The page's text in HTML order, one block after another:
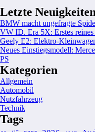
Letzte Neuigkeiten
BMW macht ungefragte
VW ID. Era 5X: Erstes
Geely E2: Elektro-
Neues Einstiegsmodell:
PS
Kategorien
Allgemein
Automobil
Nutzfahrzeug
Technik
Tags